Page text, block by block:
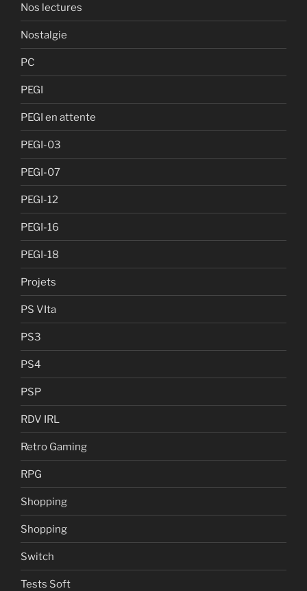
Nos lectures
Nostalgie
PC
PEGI
PEGI en attente
PEGI-03
PEGI-07
PEGI-12
PEGI-16
PEGI-18
Projets
PS VIta
PS3
PS4
PSP
RDV IRL
Retro Gaming
RPG
Shopping
Shopping
Switch
Tests Soft